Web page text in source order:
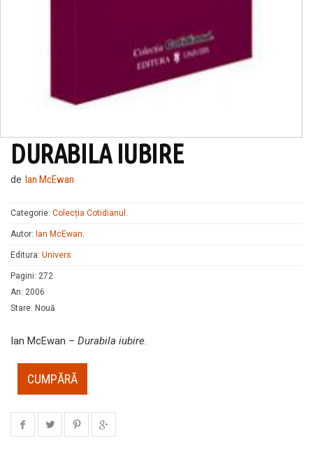
DURABILA IUBIRE
de Ian McEwan
Categorie: Colecția Cotidianul .
Autor: Ian McEwan.
Editura: Univers
Pagini: 272
An: 2006
Stare: Nouă
Ian McEwan – Durabila iubire.
CUMPĂRĂ